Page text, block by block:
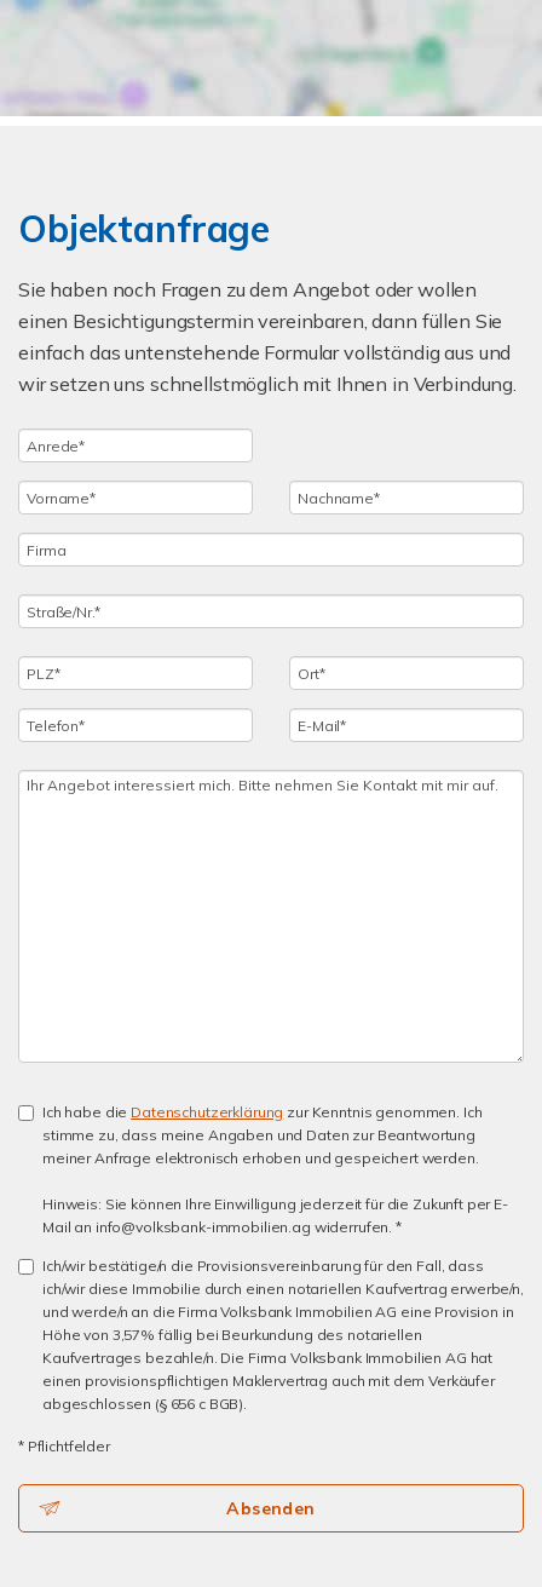
Objektanfrage
Sie haben noch Fragen zu dem Angebot oder wollen
einen Besichtigungstermin vereinbaren, dann füllen Sie
einfach das untenstehende Formular vollständig aus und
wir setzen uns schnellstmöglich mit Ihnen in Verbindung.
Ich habe die Datenschutzerklärung zur Kenntnis genommen. Ich
stimme zu, dass meine Angaben und Daten zur Beantwortung
meiner Anfrage elektronisch erhoben und gespeichert werden.
Hinweis: Sie können Ihre Einwilligung jederzeit für die Zukunft per E-
Mail an info@volksbank-immobilien.ag widerrufen. *
Ich/wir bestätige/n die Provisionsvereinbarung für den Fall, dass
ich/wir diese Immobilie durch einen notariellen Kaufvertrag erwerbe/n,
und werde/n an die Firma Volksbank Immobilien AG eine Provision in
Höhe von 3,57% fällig bei Beurkundung des notariellen
Kaufvertrages bezahle/n. Die Firma Volksbank Immobilien AG hat
einen provisionspflichtigen Maklervertrag auch mit dem Verkäufer
abgeschlossen (§ 656 c BGB).
* Pflichtfelder
Absenden